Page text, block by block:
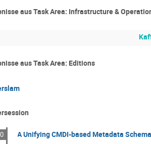
aus Task Area: Infrastructure &
aus Task Area: Editions
A Unifying CMDI-based Metadata